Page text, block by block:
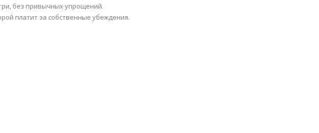
без привычных упрощений.
платит за собственные убеждения.